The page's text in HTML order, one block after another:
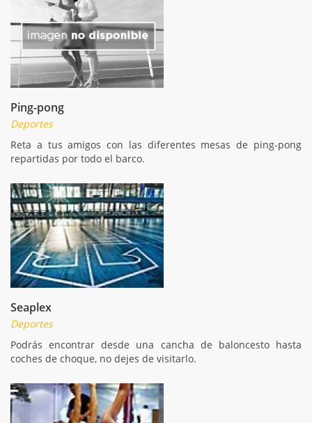
Ping-pong
Deportes
Reta a tus amigos con las diferentes mesas de ping-pong
repartidas por todo el barco.
Seaplex
Deportes
Podrás encontrar desde una cancha de baloncesto hasta
coches de choque, no dejes de visitarlo.